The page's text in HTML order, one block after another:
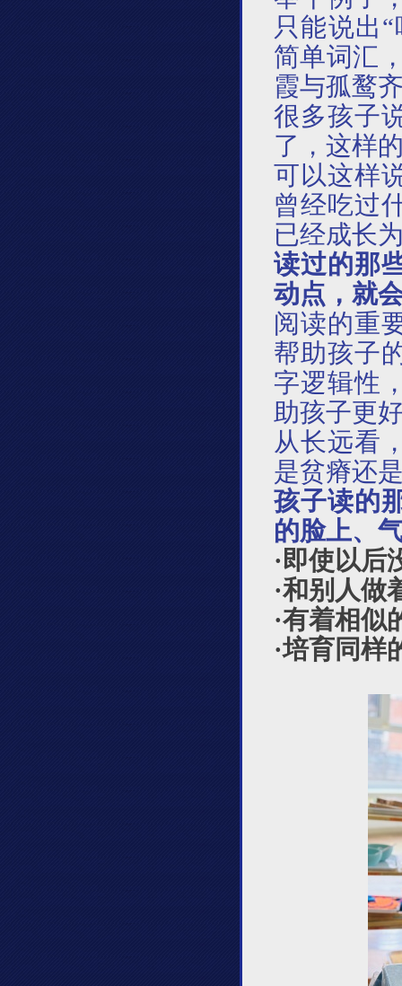
只能说出
简单词汇
霞与孤鹜
很多孩子
了，这样
可以这样
曾经吃过
已经成长
读过的那
动点，就
阅读的重
帮助孩子
字逻辑性
助孩子更
从长远看
是贫瘠还
孩子读的
的脸上、
·即使以后
·和别人做
·有着相似
·培育同样